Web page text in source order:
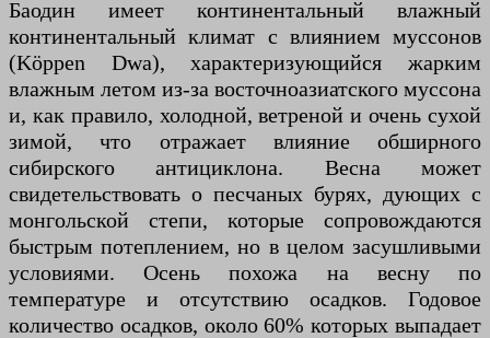
Баодин имеет континентальный влажный
континентальный климат с влиянием муссонов
(Köppen Dwa), характеризующийся жарким
влажным летом из-за восточноазиатского муссона
и, как правило, холодной, ветреной и очень сухой
зимой, что отражает влияние обширного
сибирского антициклона. Весна может
свидетельствовать о песчаных бурях, дующих с
монгольской степи, которые сопровождаются
быстрым потеплением, но в целом засушливыми
условиями. Осень похожа на весну по
температуре и отсутствию осадков. Годовое
количество осадков, около 60% которых выпадает